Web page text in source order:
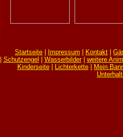
Startseite Impressum Kontakt
Schutzengel Wasserbilder| weitere
Kinderseite
Lichterkette
Mein